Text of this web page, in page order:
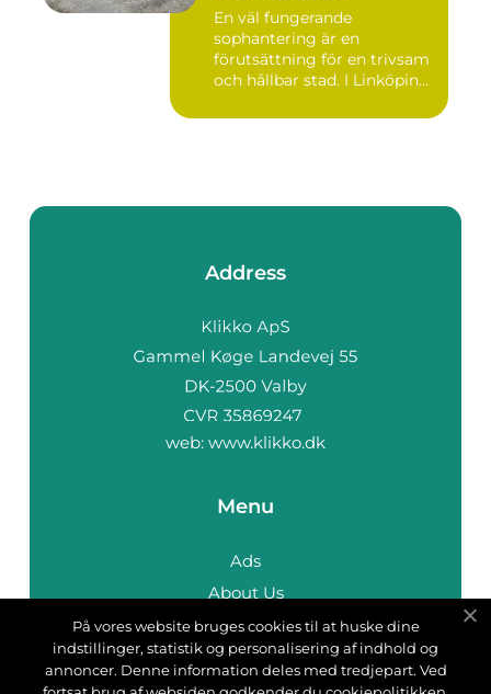
En väl fungerande
sophantering är en
förutsättning för en trivsam
och hållbar stad. I Linköping
Address
web: www.klikko.dk
Menu
Ads
About Us
Cookies
Contact
Sitemap
På vores website bruges cookies til at huske dine
indstillinger, statistik og personalisering af indhold og
annoncer. Denne information deles med tredjepart. Ved